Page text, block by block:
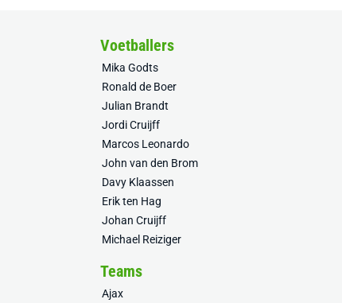
Voetballers
Mika Godts
Ronald de Boer
Julian Brandt
Jordi Cruijff
Marcos Leonardo
John van den Brom
Davy Klaassen
Erik ten Hag
Johan Cruijff
Michael Reiziger
Teams
Ajax